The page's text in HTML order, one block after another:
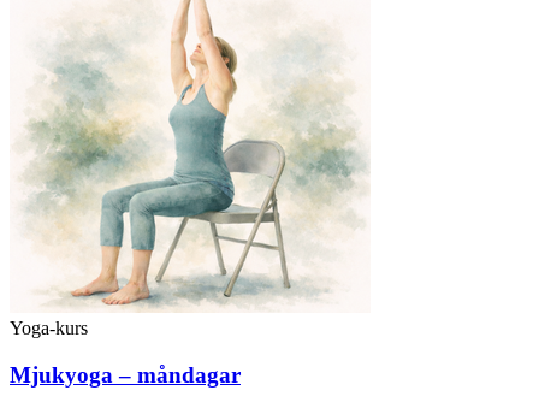
Yoga-kurs
Mjukyoga – måndagar